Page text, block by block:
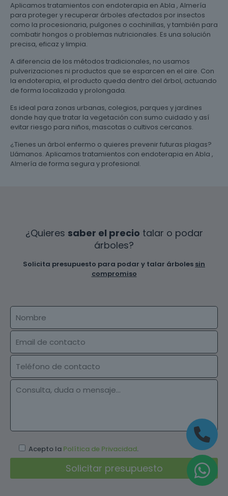
Aplicamos tratamientos con endoterapia en Abla , Almería
para proteger y recuperar árboles afectados por insectos
como la procesionaria, pulgones o cochinillas, y también para
combatir hongos o problemas nutricionales. Es una solución
precisa, eficaz y limpia.
A diferencia de los métodos tradicionales, no usamos
pulverizaciones ni productos que se esparcen en el aire. Con
la endoterapia, el producto queda dentro del árbol, actuando
de forma localizada y prolongada.
Es ideal para zonas urbanas, colegios, parques y jardines
donde hay que tratar la vegetación con sumo cuidado y así
evitar riesgo para niños, mascotas o cultivos cercanos.
¿Tienes un árbol enfermo o quieres prevenir futuras plagas?
Llámanos. Aplicamos tratamientos con endoterapia en Abla ,
Almería de forma segura y profesional.
¿Quieres saber el precio talar o podar
árboles?
Solicita presupuesto para podar y talar árboles sin
compromiso
Acepto la Política de Privacidad.